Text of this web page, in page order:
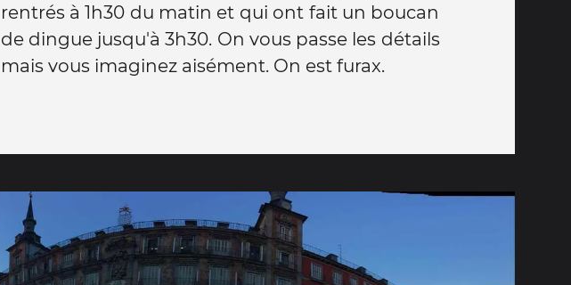
rentrés à 1h30 du matin et qui ont fait un boucan
de dingue jusqu'à 3h30. On vous passe les détails
mais vous imaginez aisément. On est furax.